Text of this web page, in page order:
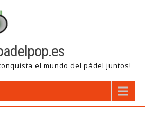
el mundo del pádel juntos!